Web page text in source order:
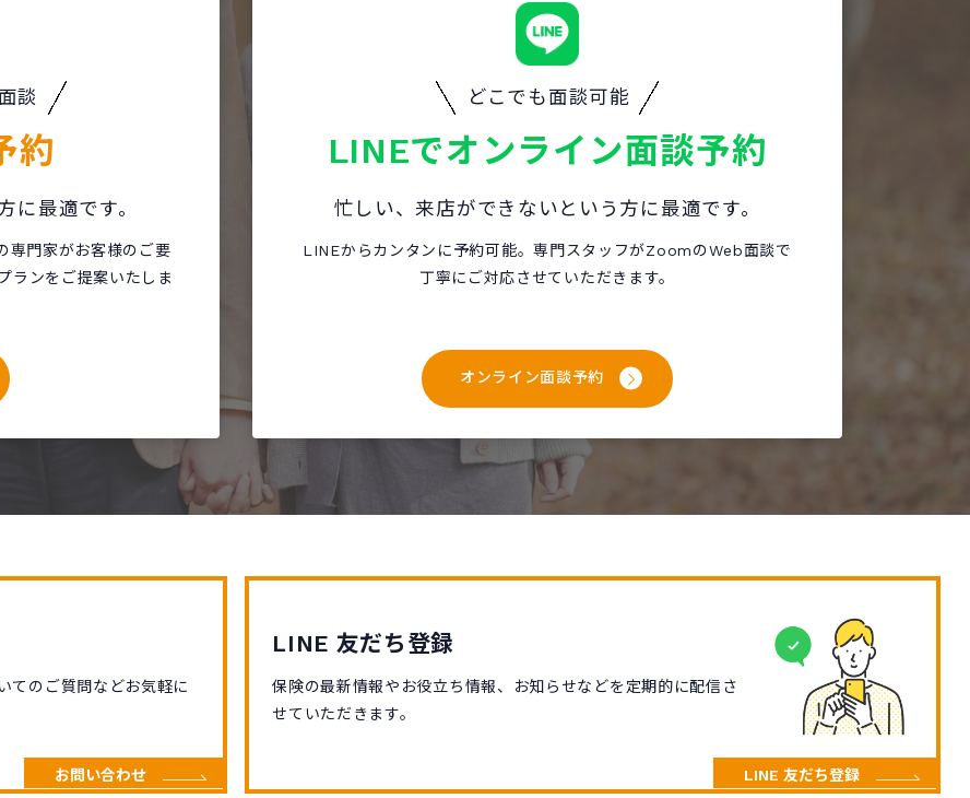
談
約
に最適です。
専門家がお客様のご要
ランをご提案いたしま
どこでも面談可能
LINEでオンライン面談予約
忙しい、来店ができないという方に最適です。
LINEからカンタンに予約可能。専門スタッフがZoomのWeb面談で
丁寧にご対応させていただきます。
オンライン面談予約
てのご質問などお気軽に
お問い合わせ
LINE 友だち登録
保険の最新情報やお役立ち情報、お知らせなどを定期的に配信さ
せていただきます。
LINE 友だち登録